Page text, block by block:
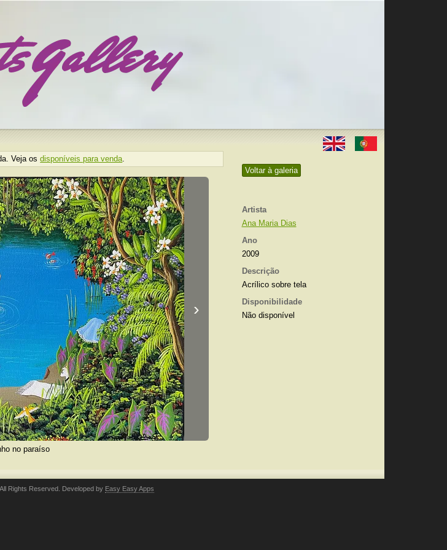
Voltar à galeria
Artista
Ana Maria Dias
Ano
2009
Descrição
Acrílico sobre tela
Disponibilidade
Não disponível
Veja osdisponíveis para venda
›
no paraíso
Rights Reserved. Developed by Easy Easy Apps